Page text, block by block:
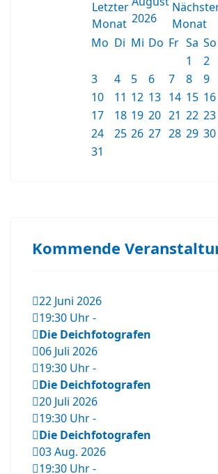
2026
Mo Di Mi Do Fr Sa So
1
2
3
4 5 6 7 8
9
10
11 12 13 14 15 16
17
18 19 20 21 22 23
24
25 26 27 28 29 30
31
Kommende
22 Juni 2026
19:30 Uhr-
Die Deichfotografen
06 Juli 2026
19:30 Uhr-
Die Deichfotografen
20 Juli 2026
19:30 Uhr-
Die Deichfotografen
03 Aug. 2026
19:30 Uhr-